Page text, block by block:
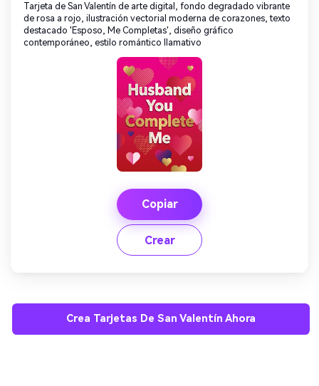
Tarjeta de San Valentín de arte digital, fondo degradado vibrante
de rosa a rojo, ilustración vectorial moderna de corazones, texto
destacado 'Esposo, Me Completas', diseño gráfico
contemporáneo, estilo romántico llamativo
Copiar
Crear
Crea Tarjetas De San Valentín Ahora